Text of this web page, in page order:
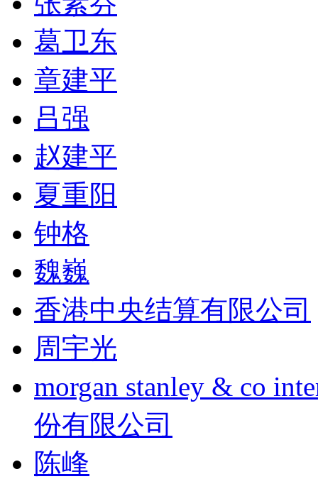
葛卫东
章建平
吕强
赵建平
夏重阳
钟格
魏巍
香港中央结算有限公司
周宇光
morgan stanley & co
份有限公司
陈峰